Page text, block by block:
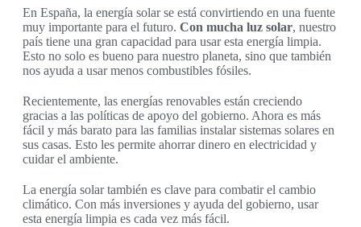
En España, la energía solar se está convirtiendo en una fuente
muy importante para el futuro. Con mucha luz solar, nuestro
país tiene una gran capacidad para usar esta energía limpia.
Esto no solo es bueno para nuestro planeta, sino que también
nos ayuda a usar menos combustibles fósiles.
Recientemente, las energías renovables están creciendo
gracias a las políticas de apoyo del gobierno. Ahora es más
fácil y más barato para las familias instalar sistemas solares en
sus casas. Esto les permite ahorrar dinero en electricidad y
cuidar el ambiente.
La energía solar también es clave para combatir el cambio
climático. Con más inversiones y ayuda del gobierno, usar
esta energía limpia es cada vez más fácil.